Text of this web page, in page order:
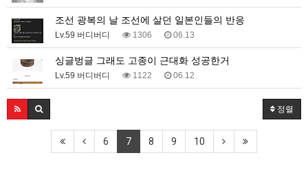
조선 광복의 날 조선에 살던 일본인들의 반응
Lv.59 버디버디 1306 06.13
싱글벙글 그래도 고종이 근대화 성공한거
Lv.59 버디버디 1122 06.12
정렬
6 7 8 9 10